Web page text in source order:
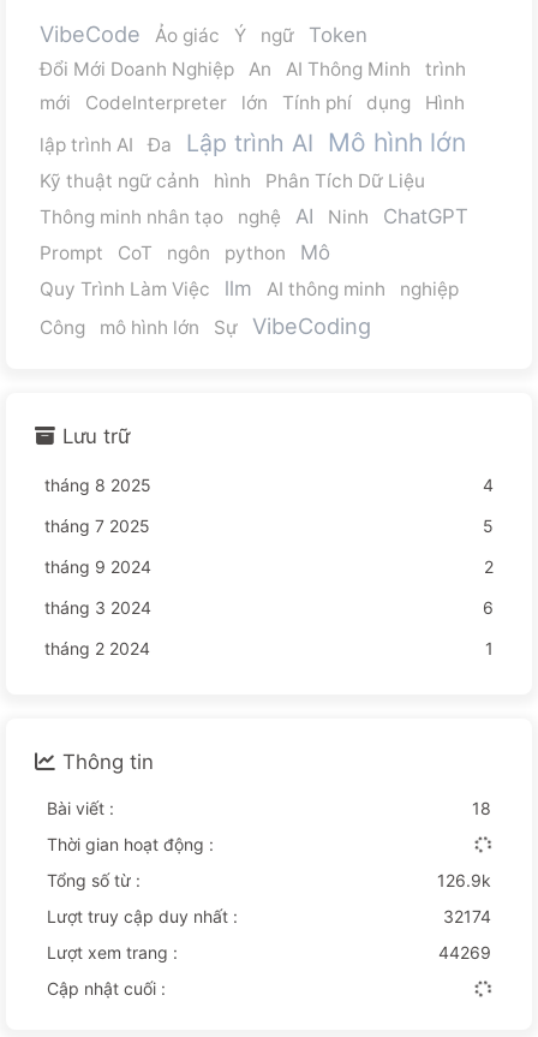
VibeCode Ảo giác Ý ngữ Token
Đổi Mới Doanh Nghiệp An AI Thông Minh
trình
mới
CodeInterpreter lớn Tính phí dụng
Hình
lập trình AI
Đa Lập trình AI Mô hình lớn
Kỹ thuật ngữ cảnh hình
Phân Tích Dữ Liệu
Thông minh nhân tạo
nghệ AI Ninh ChatGPT
Prompt CoT ngôn python Mô
Quy Trình Làm Việc llm AI thông minh
nghiệp
Công
mô hình lớn Sự VibeCoding
Lưu trữ
tháng 8 2025
4
tháng 7 2025
5
tháng 9 2024
2
tháng 3 2024
6
tháng 2 2024
1
Thông tin
Bài viết :
18
Thời gian hoạt động :
Tổng số từ :
126.9k
Lượt truy cập duy nhất :
32174
Lượt xem trang :
44269
Cập nhật cuối :